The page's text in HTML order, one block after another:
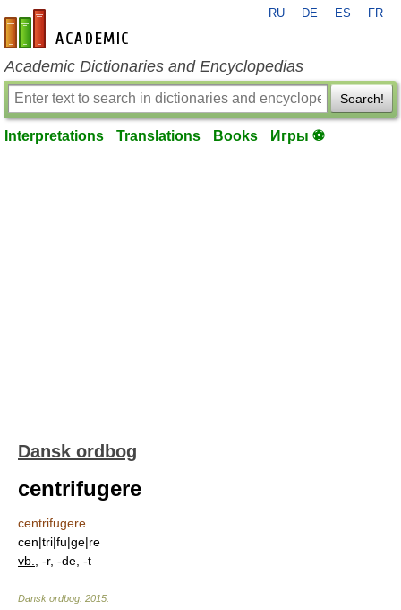
en-academic.com
RU DE ES FR
Academic Dictionaries and Encyclopedias
Search!
Interpretations Translations Books Игры ⚽
Dansk ordbog
centrifugere
centrifugere
cen|tri|fu|ge|re
vb.
, -r, -de, -t
Dansk ordbog 2015